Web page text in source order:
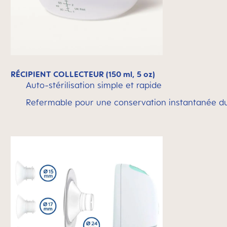
RÉCIPIENT COLLECTEUR (150 ml, 5 oz)
Auto-stérilisation simple et rapide
Refermable pour une conservation instantanée